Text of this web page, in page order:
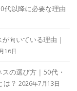
代以降に必要な理由
向いている理由｜
16日
の選び方｜50代・
？ 2026年7月13日